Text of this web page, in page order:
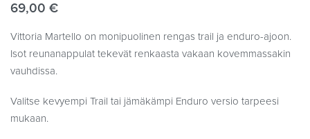
69,00 €
Vittoria Martello on monipuolinen rengas trail ja enduro-ajoon.
Isot reunanappulat tekevät renkaasta vakaan kovemmassakin
vauhdissa.
Valitse kevyempi Trail tai jämäkämpi Enduro versio tarpeesi
mukaan.